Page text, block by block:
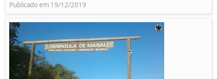
Publicado em 19/12/2019